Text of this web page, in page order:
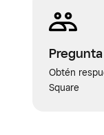
Obtén
Square